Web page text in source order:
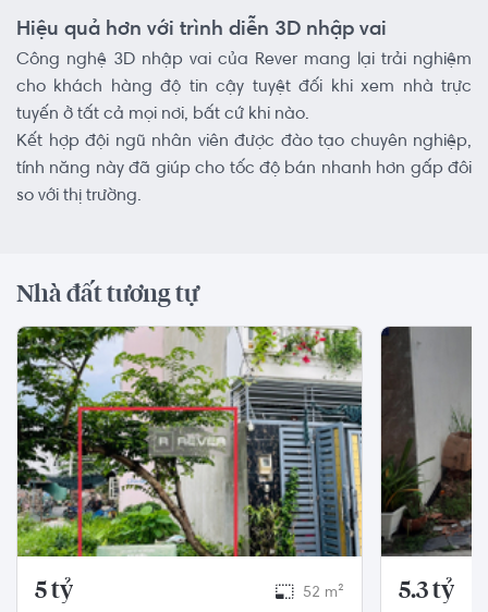
Hiệu quả hơn với trình diễn 3D nhập vai
Công nghệ 3D nhập vai của Rever mang lại trải nghiệm
cho khách hàng độ tin cậy tuyệt đối khi xem nhà trực
tuyến ở tất cả mọi nơi, bất cứ khi nào.
Kết hợp đội ngũ nhân viên được đào tạo chuyên nghiệp,
tính năng này đã giúp cho tốc độ bán nhanh hơn gấp đôi
so với thị trường.
Nhà đất tương tự
5 tỷ 52 m² 5.3 tỷ